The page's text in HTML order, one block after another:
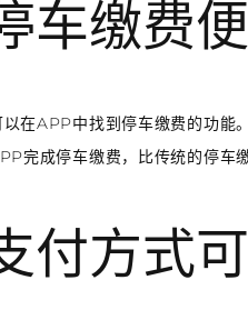
车缴费
在APP中找到停车缴费的功
完成停车缴费，比传统的停车
付方式